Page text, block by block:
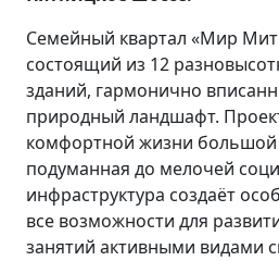
Семейный квартал «Мир
состоящий из 12
зданий, гармонично
природный ландшафт.
комфортной жизни большой
подуманная до мелочей
инфраструктура создаёт
все возможности для
занятий активными видами